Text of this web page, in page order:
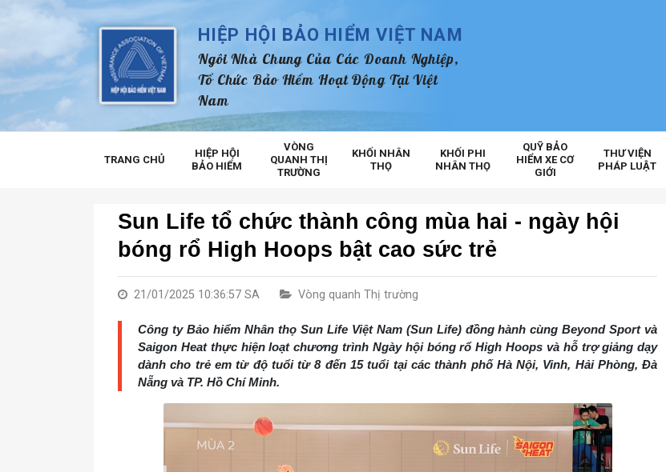
HIỆP HỘI BẢO HIỂM VIỆT NAM
Ngôi Nhà Chung Của Các Doanh Nghiệp,
Tổ Chức Bảo Hiểm Hoạt Động Tại Việt
Nam
TRANG CHỦ
HIỆP HỘI
BẢO HIỂM
VÒNG
QUANH THỊ
TRƯỜNG
KHỐI NHÂN
THỌ
KHỐI PHI
NHÂN THỌ
QUỸ BẢO
HIỂM XE CƠ
GIỚI
THƯ VIỆN
PHÁP LUẬT
Sun Life tổ chức thành công mùa hai - ngày hội
bóng rổ High Hoops bật cao sức trẻ
21/01/2025 10:36:57 SA Vòng quanh Thị trường
Công ty Bảo hiểm Nhân thọ Sun Life Việt Nam (Sun Life) đồng hành cùng Beyond Sport và
Saigon Heat thực hiện loạt chương trình Ngày hội bóng rổ High Hoops và hỗ trợ giảng dạy
dành cho trẻ em từ độ tuổi từ 8 đến 15 tuổi tại các thành phố Hà Nội, Vinh, Hải Phòng, Đà
Nẵng và TP. Hồ Chí Minh.